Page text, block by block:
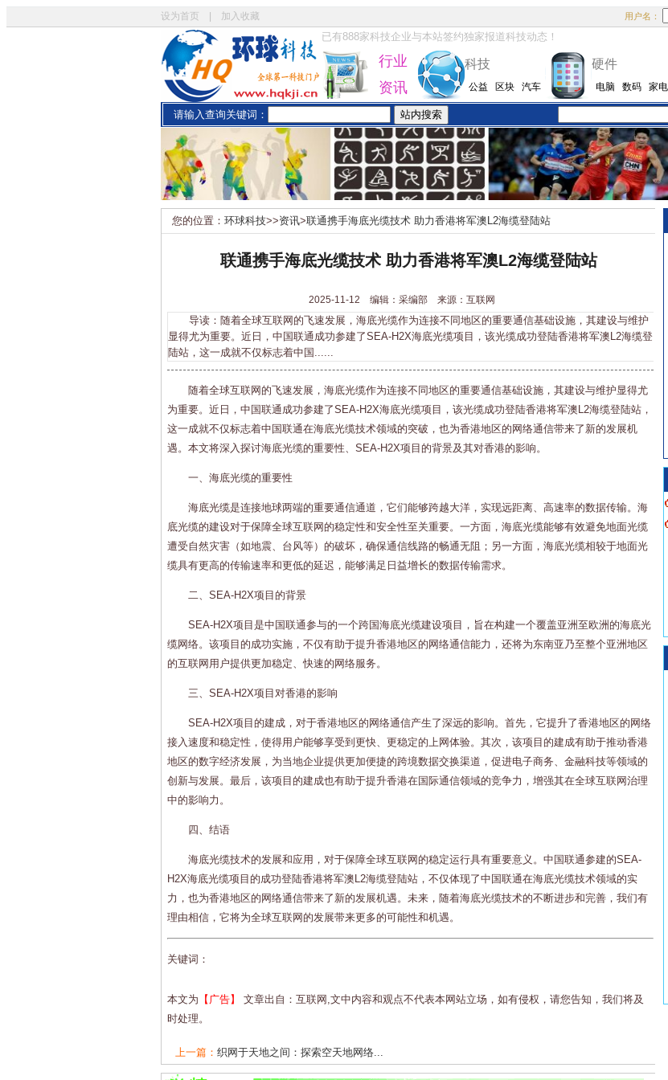
设为首页 加入收藏 用户名：
已有888家科技企业与本站签约独家报道科技动态！
行业
资讯
科技
公益 区块 汽车
硬件
电脑 数码 家电
请输入查询关键词：
您的位置： 环球科技>>资讯>联通携手海底光缆技术 助力香港将军澳L2海缆登陆站
联通携手海底光缆技术 助力香港将军澳L2海缆登陆站
2025-11-12 编辑：采编部 来源：互联网
导读：随着全球互联网的飞速发展，海底光缆作为连接不同地区的重要通信基础设施，其建设与维护
显得尤为重要。近日，中国联通成功参建了SEA-H2X海底光缆项目，该光缆成功登陆香港将军澳L2海缆登
陆站，这一成就不仅标志着中国......
随着全球互联网的飞速发展，海底光缆作为连接不同地区的重要通信基础设施，其建设与维护显得尤
为重要。近日，中国联通成功参建了SEA-H2X海底光缆项目，该光缆成功登陆香港将军澳L2海缆登陆站，
这一成就不仅标志着中国联通在海底光缆技术领域的突破，也为香港地区的网络通信带来了新的发展机
遇。本文将深入探讨海底光缆的重要性、SEA-H2X项目的背景及其对香港的影响。
一、海底光缆的重要性
海底光缆是连接地球两端的重要通信通道，它们能够跨越大洋，实现远距离、高速率的数据传输。海
底光缆的建设对于保障全球互联网的稳定性和安全性至关重要。一方面，海底光缆能够有效避免地面光缆
遭受自然灾害（如地震、台风等）的破坏，确保通信线路的畅通无阻；另一方面，海底光缆相较于地面光
缆具有更高的传输速率和更低的延迟，能够满足日益增长的数据传输需求。
二、SEA-H2X项目的背景
SEA-H2X项目是中国联通参与的一个跨国海底光缆建设项目，旨在构建一个覆盖亚洲至欧洲的海底光
缆网络。该项目的成功实施，不仅有助于提升香港地区的网络通信能力，还将为东南亚乃至整个亚洲地区
的互联网用户提供更加稳定、快速的网络服务。
三、SEA-H2X项目对香港的影响
SEA-H2X项目的建成，对于香港地区的网络通信产生了深远的影响。首先，它提升了香港地区的网络
接入速度和稳定性，使得用户能够享受到更快、更稳定的上网体验。其次，该项目的建成有助于推动香港
地区的数字经济发展，为当地企业提供更加便捷的跨境数据交换渠道，促进电子商务、金融科技等领域的
创新与发展。最后，该项目的建成也有助于提升香港在国际通信领域的竞争力，增强其在全球互联网治理
中的影响力。
四、结语
海底光缆技术的发展和应用，对于保障全球互联网的稳定运行具有重要意义。中国联通参建的SEA-
H2X海底光缆项目的成功登陆香港将军澳L2海缆登陆站，不仅体现了中国联通在海底光缆技术领域的实
力，也为香港地区的网络通信带来了新的发展机遇。未来，随着海底光缆技术的不断进步和完善，我们有
理由相信，它将为全球互联网的发展带来更多的可能性和机遇。
关键词：
本文为 【广告】
文章出自：互联网,文中内容和观点不代表本网站立场，如有侵权，请您告知，我们将及
时处理。
上一篇： 织网于天地之间：探索空天地网络...
下一篇：天地织网：空天地网络里的强国路